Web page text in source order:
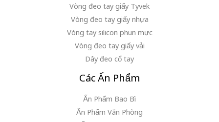
Vòng đeo tay giấy Tyvek
Vòng đeo tay giấy nhựa
Vòng tay silicon phun mực
Vòng đeo tay giấy vải
Dây đeo cổ tay
Các Ấn Phẩm
Ấn Phẩm Bao Bì
Ấn Phẩm Văn Phòng